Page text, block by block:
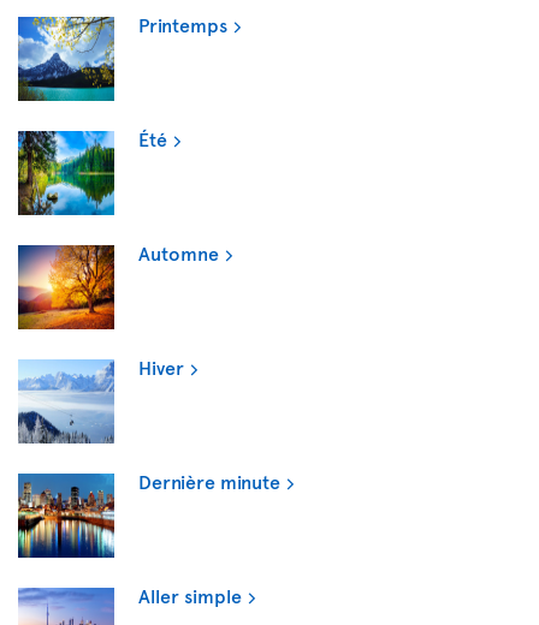
Printemps
Été
Automne
Hiver
Dernière minute
Aller simple